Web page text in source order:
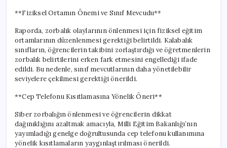
**Fiziksel Ortamın Önemi ve Sınıf Mevcudu**
Raporda, zorbalık olaylarının önlenmesi için fiziksel eğitim
ortamlarının düzenlenmesi gerektiği belirtildi. Kalabalık
sınıfların, öğrencilerin takibini zorlaştırdığı ve öğretmenlerin
zorbalık belirtilerini erken fark etmesini engellediği ifade
edildi. Bu nedenle, sınıf mevcutlarının daha yönetilebilir
seviyelere çekilmesi gerektiği önerildi.
**Cep Telefonu Kısıtlamasına Yönelik Öneri**
Siber zorbalığın önlenmesi ve öğrencilerin dikkat
dağınıklığını azaltmak amacıyla, Milli Eğitim Bakanlığı’nın
yayımladığı genelge doğrultusunda cep telefonu kullanımına
yönelik kısıtlamaların yaygınlaştırılması önerildi.